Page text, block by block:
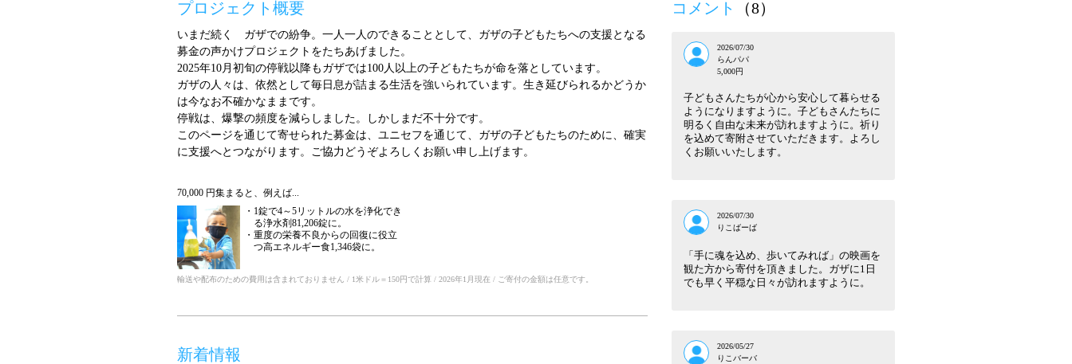
プロジェクト概要
いまだ続く ガザでの紛争。一人一人のできることとして、ガザの子どもたちへの支援となる
募金の声かけプロジェクトをたちあげました。
2025年10月初旬の停戦以降もガザでは100人以上の子どもたちが命を落としています。
ガザの人々は、依然として毎日息が詰まる生活を強いられています。生き延びられるかどうか
は今なお不確かなままです。
停戦は、爆撃の頻度を減らしました。しかしまだ不十分です。
このページを通じて寄せられた募金は、ユニセフを通じて、ガザの子どもたちのために、確実
に支援へとつながります。ご協力どうぞよろしくお願い申し上げます。
70,000 円集まると、例えば...
1錠で4～5リットルの水を浄化でき
る浄水剤81,206錠に。
重度の栄養不良からの回復に役立
つ高エネルギー食1,346袋に。
輸送や配布のための費用は含まれておりません / 1米ドル＝150円で計算 / 2026年1月現在 / ご寄付の金額は任意です。
新着情報
コメント （8）
2026/07/30
らんパパ
5,000円
子どもさんたちが心から安心して暮らせる
ようになりますように。子どもさんたちに
明るく自由な未来が訪れますように。祈り
を込めて寄附させていただきます。よろし
くお願いいたします。
2026/07/30
りこばーば
「手に魂を込め、歩いてみれば」の映画を
観た方から寄付を頂きました。ガザに1日
でも早く平穏な日々が訪れますように。
2026/05/27
りこバーバ